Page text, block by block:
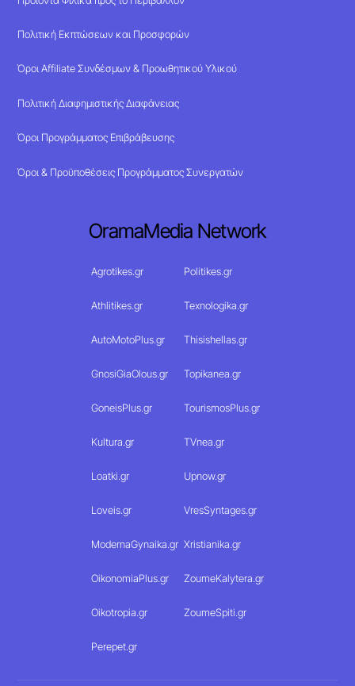
Πολιτική Εκπτώσεων και Προσφορών
Όροι Affiliate Συνδέσμων & Προωθητικού Υλικού
Πολιτική Διαφημιστικής Διαφάνειας
Όροι Προγράμματος Επιβράβευσης
Όροι & Προϋποθέσεις Προγράμματος Συνεργατών
OramaMedia Network
Agrotikes.gr Politikes.gr
Athlitikes.gr Texnologika.gr
AutoMotoPlus.gr Thisishellas.gr
GnosiGiaOlous.gr Topikanea.gr
GoneisPlus.gr TourismosPlus.gr
Kultura.gr TVnea.gr
Loatki.gr Upnow.gr
Loveis.gr VresSyntages.gr
ModernaGynaika.gr Xristianika.gr
OikonomiaPlus.gr ZoumeKalytera.gr
Oikotropia.gr ZoumeSpiti.gr
Perepet.gr